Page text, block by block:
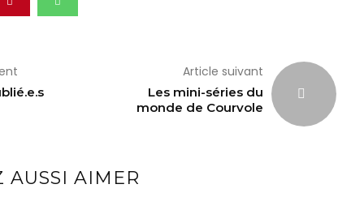
Article suivant
Les mini-séries du
monde de Courvole
AUSSI AIMER